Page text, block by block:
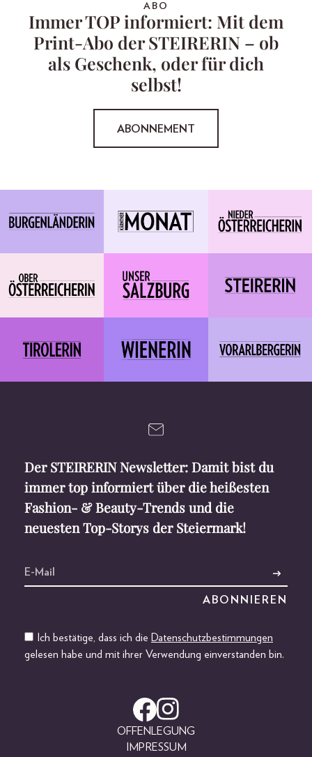
ABO
Immer TOP informiert: Mit dem
Print-Abo der STEIRERIN – ob
als Geschenk, oder für dich
selbst!
ABONNEMENT
Der STEIRERIN Newsletter: Damit bist du
immer top informiert über die heißesten
Fashion- & Beauty-Trends und die
neuesten Top-Storys der Steiermark!
Ich bestätige, dass ich die Datenschutzbestimmungen
gelesen habe und mit ihrer Verwendung einverstanden bin.
OFFENLEGUNG
IMPRESSUM